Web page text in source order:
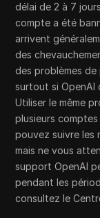
délai de 2 à 7
compte a été
arrivent
des
des problèmes
surtout si OpenAI
Utiliser le même
plusieurs
pouvez suivre les
mais ne vous
support OpenAI
pendant les
consultez le